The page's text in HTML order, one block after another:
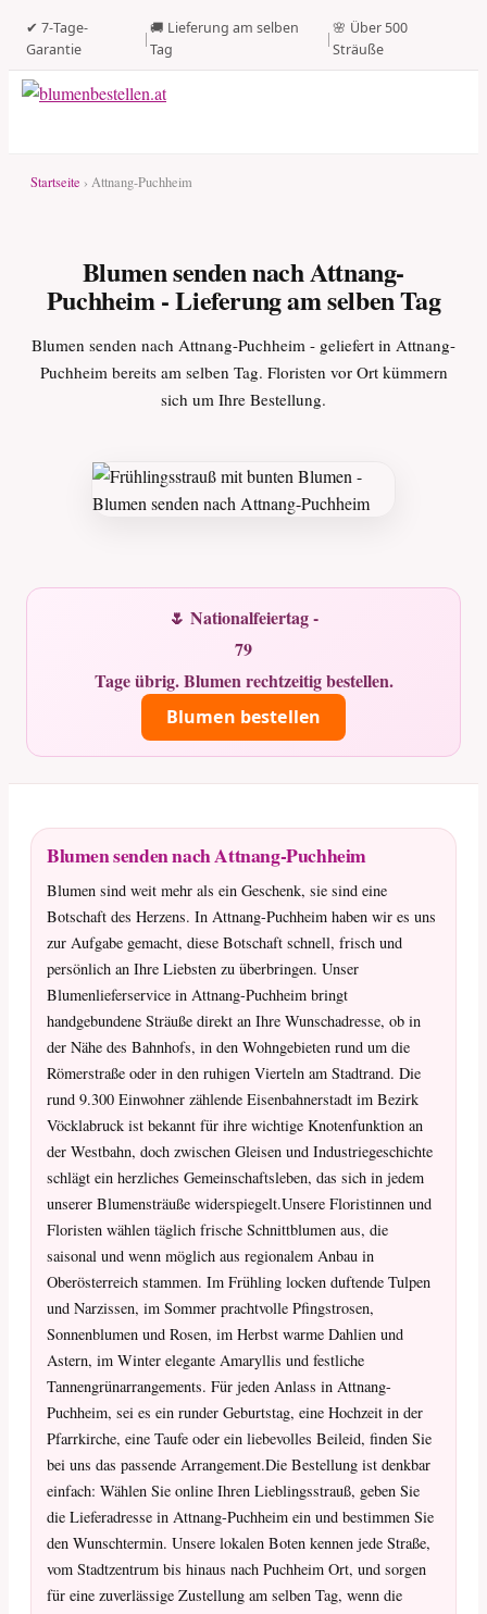
✔ 7-Tage-
Garantie
|
🚚 Lieferung am selben
Tag
|
🌸 Über 500
Sträuße
Startseite › Attnang-Puchheim
Blumen senden nach Attnang-
Puchheim - Lieferung am selben Tag
Blumen senden nach Attnang-Puchheim - geliefert in Attnang-
Puchheim bereits am selben Tag. Floristen vor Ort kümmern
sich um Ihre Bestellung.
🌷 Nationalfeiertag -
79
Tage übrig. Blumen rechtzeitig bestellen.
Blumen bestellen
Blumen senden nach Attnang-Puchheim
Blumen sind weit mehr als ein Geschenk, sie sind eine
Botschaft des Herzens. In Attnang-Puchheim haben wir es uns
zur Aufgabe gemacht, diese Botschaft schnell, frisch und
persönlich an Ihre Liebsten zu überbringen. Unser
Blumenlieferservice in Attnang-Puchheim bringt
handgebundene Sträuße direkt an Ihre Wunschadresse, ob in
der Nähe des Bahnhofs, in den Wohngebieten rund um die
Römerstraße oder in den ruhigen Vierteln am Stadtrand. Die
rund 9.300 Einwohner zählende Eisenbahnerstadt im Bezirk
Vöcklabruck ist bekannt für ihre wichtige Knotenfunktion an
der Westbahn, doch zwischen Gleisen und Industriegeschichte
schlägt ein herzliches Gemeinschaftsleben, das sich in jedem
unserer Blumensträuße widerspiegelt.Unsere Floristinnen und
Floristen wählen täglich frische Schnittblumen aus, die
saisonal und wenn möglich aus regionalem Anbau in
Oberösterreich stammen. Im Frühling locken duftende Tulpen
und Narzissen, im Sommer prachtvolle Pfingstrosen,
Sonnenblumen und Rosen, im Herbst warme Dahlien und
Astern, im Winter elegante Amaryllis und festliche
Tannengrünarrangements. Für jeden Anlass in Attnang-
Puchheim, sei es ein runder Geburtstag, eine Hochzeit in der
Pfarrkirche, eine Taufe oder ein liebevolles Beileid, finden Sie
bei uns das passende Arrangement.Die Bestellung ist denkbar
einfach: Wählen Sie online Ihren Lieblingsstrauß, geben Sie
die Lieferadresse in Attnang-Puchheim ein und bestimmen Sie
den Wunschtermin. Unsere lokalen Boten kennen jede Straße,
vom Stadtzentrum bis hinaus nach Puchheim Ort, und sorgen
für eine zuverlässige Zustellung am selben Tag, wenn die